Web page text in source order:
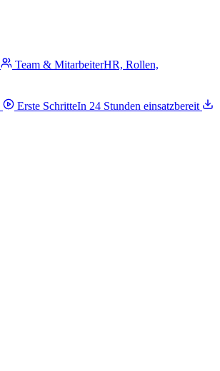
Team & MitarbeiterHR, Rollen,
Erste SchritteIn 24 Stunden einsatzbereit